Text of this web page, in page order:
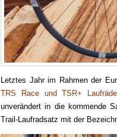
Letztes Jahr im Rahmen der
TRS Race und TSR+
unverändert in die kommende
Trail-Laufradsatz mit der